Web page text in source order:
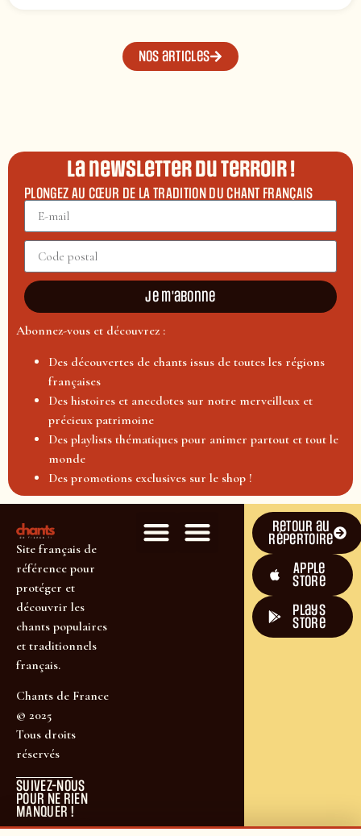
Nos articles
La newsletter du terroir !
PLONGEZ AU CŒUR DE LA TRADITION DU CHANT FRANÇAIS
Je m'abonne
Abonnez-vous et découvrez :
Des découvertes de chants issus de toutes les régions
françaises
Des histoires et anecdotes sur notre merveilleux et
précieux patrimoine
Des playlists thématiques pour animer partout et tout le
monde
Des promotions exclusives sur le shop !
Site français de
référence pour
protéger et
découvrir les
chants populaires
et traditionnels
français.
Chants de France
© 2025
Tous droits
réservés
SUIVEZ-NOUS
POUR NE RIEN
MANQUER !
Retour au
répertoire
Apple
Store
plays
store